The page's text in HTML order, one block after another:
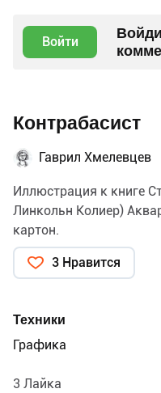
Войти
Контрабасист
Гаврил Хмелевцев
Иллюстрация к книге
Линкольн Колиер)
картон.
3 Нравится
Техники
Графика
3 Лайка